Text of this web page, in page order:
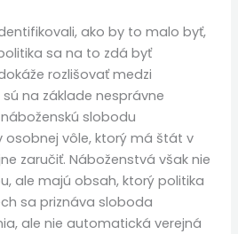
ako by to malo byť,
sa na to zdá byť
rozlišovať medzi
na základe nesprávne
slobodu
osobnej vôle, ktorý má štát v
zaručiť. Náboženstvá však nie
ale majú obsah, ktorý politika
sa priznáva sloboda
ale nie automatická verejná